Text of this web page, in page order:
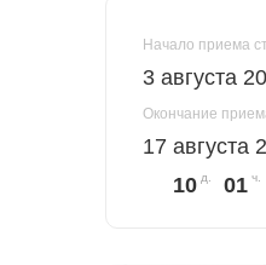
Начало приема
3 августа
Окончание
17 августа
10
01